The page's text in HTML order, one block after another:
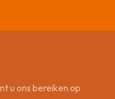
u ons bereiken op